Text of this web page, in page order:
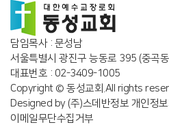
담임목사 : 문성남
서울특별시 광진구 능동로 395 (중곡동)
대표번호 : 02-3409-1005
Copyright © 동성교회.All rights
Designed by (주)스데반정보 개인정
이메일무단수집거부